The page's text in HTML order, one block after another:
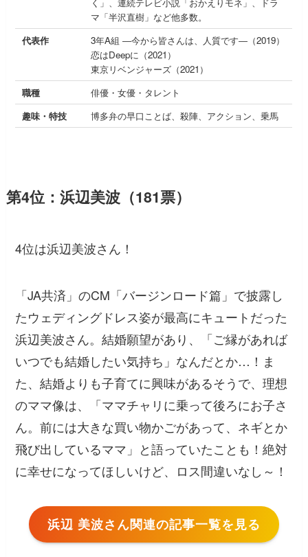
マ「半沢直樹」など他多数。
代表作
3年A組 ―今から皆さんは、人質です―（2019）
恋はDeepに（2021）
東京リベンジャーズ（2021）
職種
俳優・女優・タレント
趣味・特技
博多弁の早口ことば、殺陣、アクション、乗馬
第4位：浜辺美波（181票）
4位は浜辺美波さん！
「JA共済」のCM「バージンロード篇」で披露し
たウェディングドレス姿が最高にキュートだった
浜辺美波さん。結婚願望があり、「ご縁があれば
いつでも結婚したい気持ち」なんだとか…！ま
た、結婚よりも子育てに興味があるそうで、理想
のママ像は、「ママチャリに乗って後ろにお子さ
ん。前には大きな買い物かごがあって、ネギとか
飛び出しているママ」と語っていたことも！絶対
に幸せになってほしいけど、ロス間違いなし～！
浜辺 美波さん関連の記事一覧を見る